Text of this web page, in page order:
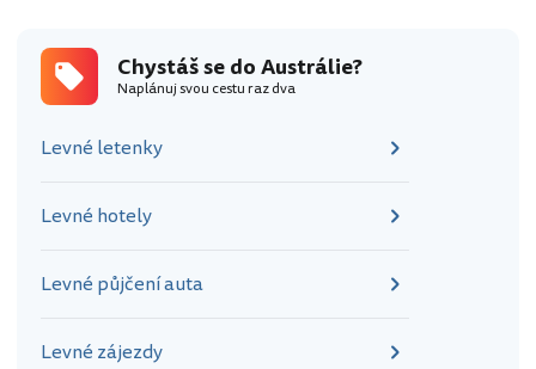
Chystáš se do Austrálie?
Naplánuj svou cestu raz dva
Levné letenky
Levné hotely
Levné půjčení auta
Levné zájezdy